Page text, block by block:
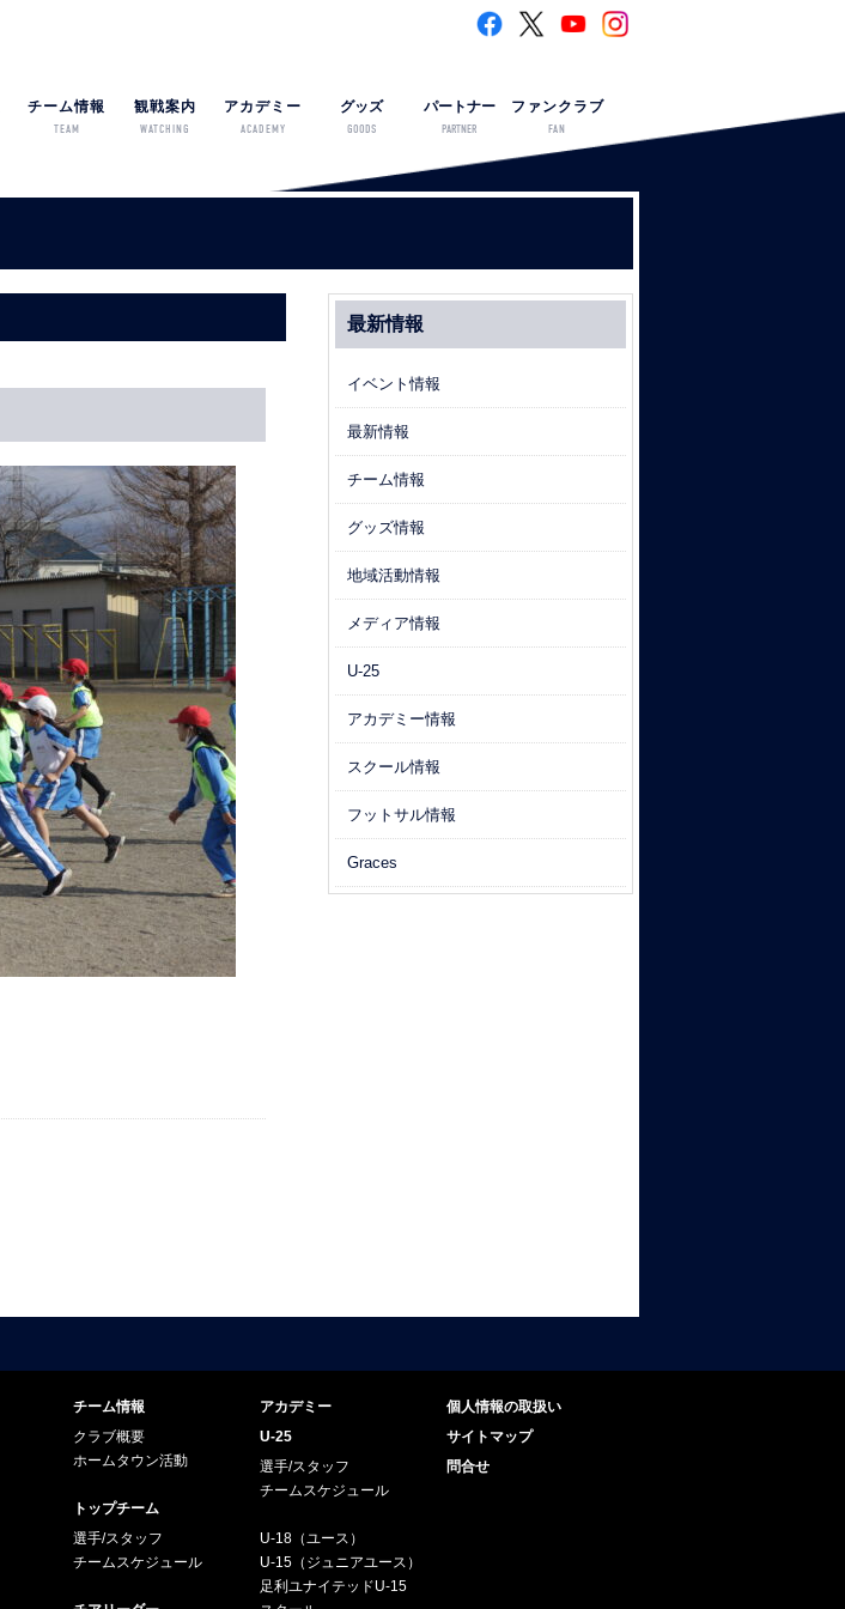
チーム情報
TEAM
観戦案内
WATCHING
アカデミー
ACADEMY
グッズ
GOODS
パートナー
PARTNER
ファンクラブ
FAN
最新情報
イベント情報
最新情報
チーム情報
グッズ情報
地域活動情報
メディア情報
U-25
アカデミー情報
スクール情報
フットサル情報
Graces
チーム情報
クラブ概要
ホームタウン活動
トップチーム
選手/スタッフ
チームスケジュール
アカデミー
U-25
選手/スタッフ
チームスケジュール
U-18（ユース）
U-15（ジュニアユース）
足利ユナイテッドU-15
個人情報の取扱い
サイトマップ
問合せ